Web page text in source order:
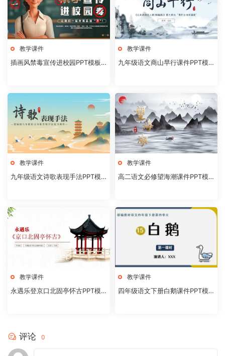
教学课件
插画风禁毒宣传进校园PPT模板2
教学课件
九年级语文商山早行课件PPT模
教学课件
九年级语文诗歌表现手法PPT模
教学课件
高二语文必修望海潮课件PPT模
教学课件
永遇乐登京口北固亭怀古PPT模
教学课件
四年级语文下册白鹅课件PPT模
评论 0